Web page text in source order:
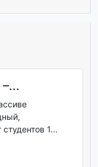
1...